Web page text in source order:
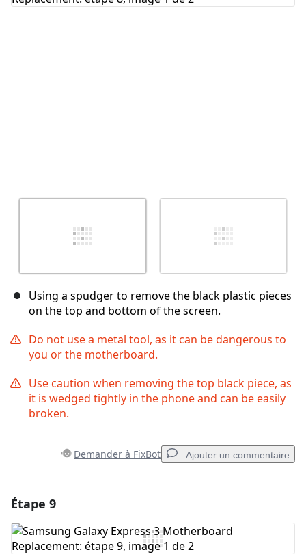
Using a spudger to remove the black plastic pieces
on the top and bottom of the screen.
Do not use a metal tool, as it can be dangerous to
you or the motherboard.
Use caution when removing the top black piece, as
it is wedged tightly in the phone and can be easily
broken.
Demander à FixBot Ajouter un commentaire
Ajouter un commentaire
Étape 9